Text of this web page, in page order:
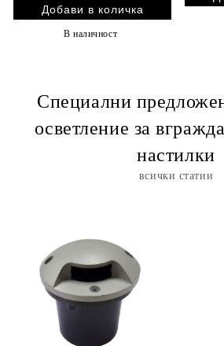
В наличност
Специални
осветление за
настилки
всички статии